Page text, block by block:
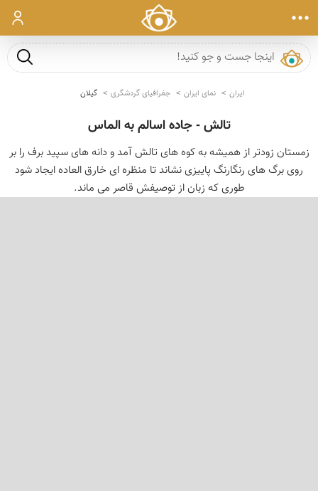
ورود
جست و
ایران نمای ایران جغرافیای گردشگری گیلان
تالش - جاده اسالم به الماس
زمستان زودتر از همیشه به کوه های تالش آمد و دانه های سپید برف را بر
روی برگ های رنگارنگ پاییزی نشاند تا منظره ای خارق العاده ایجاد شود
طوری که زبان از توصیفش قاصر می ماند.